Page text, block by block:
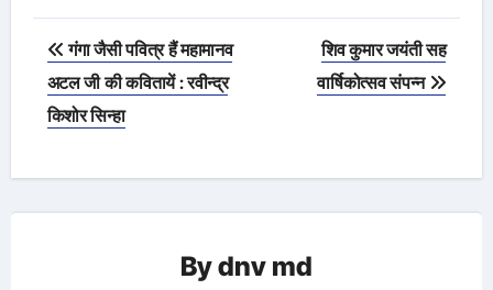
Post
navigation
गंगा जैसी पवित्र हैं महामानव
अटल जी की कवितायें : रवीन्द्र
किशोर सिन्हा
शिव कुमार जयंती सह
वार्षिकोत्सव संपन्न
Bydnv md